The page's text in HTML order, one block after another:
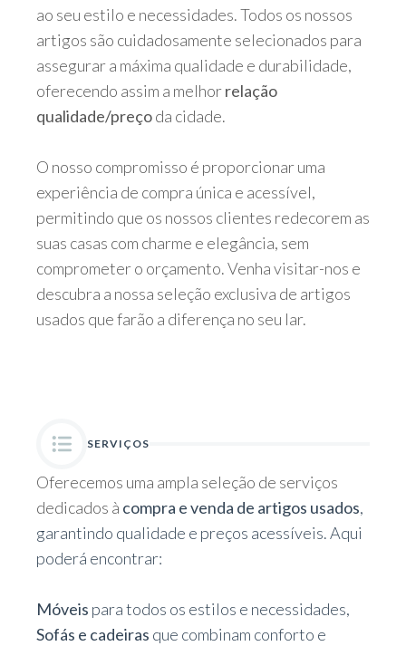
ao seu estilo e necessidades. Todos os nossos
artigos são cuidadosamente selecionados para
assegurar a máxima qualidade e durabilidade,
oferecendo assim a melhorrelação
qualidade/preçoda cidade.
O nosso compromisso é proporcionar uma
experiência de compra única e acessível,
permitindo que os nossos clientes redecorem as
suas casas com charme e elegância, sem
comprometer o orçamento. Venha visitar-nos e
descubra a nossa seleção exclusiva de artigos
usados que farão a diferença no seu lar.
SERVIÇOS
Oferecemos uma ampla seleção de serviços
dedicados à compra e venda de artigos usados,
garantindo qualidade e preços acessíveis. Aqui
poderá encontrar:
Móveis para todos os estilos e necessidades,
Sofás e cadeiras que combinam conforto e